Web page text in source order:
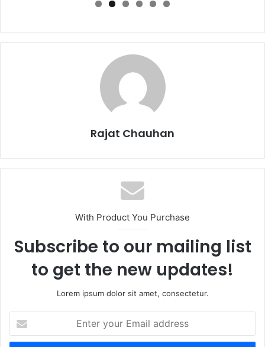
Rajat Chauhan
With Product You Purchase
Subscribe to our mailing list
to get the new updates!
Lorem ipsum dolor sit amet, consectetur.
your
Email